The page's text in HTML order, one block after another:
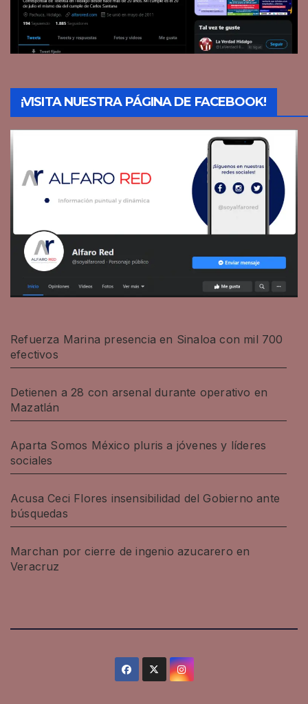
¡VISITA NUESTRA PÁGINA DE FACEBOOK!
Refuerza Marina presencia en Sinaloa con mil 700
efectivos
Detienen a 28 con arsenal durante operativo en
Mazatlán
Aparta Somos México pluris a jóvenes y líderes
sociales
Acusa Ceci Flores insensibilidad del Gobierno ante
búsquedas
Marchan por cierre de ingenio azucarero en
Veracruz